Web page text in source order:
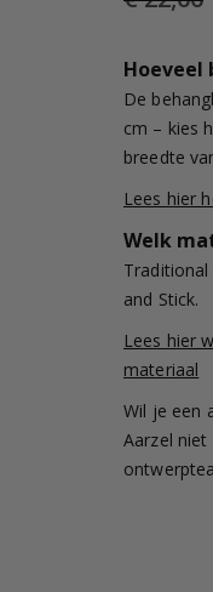
Hoeveel
De
cm – kies
breedte
Lees hier
Welk
Traditional
and Stick.
Lees hier
materiaal
Wil je een
Aarzel